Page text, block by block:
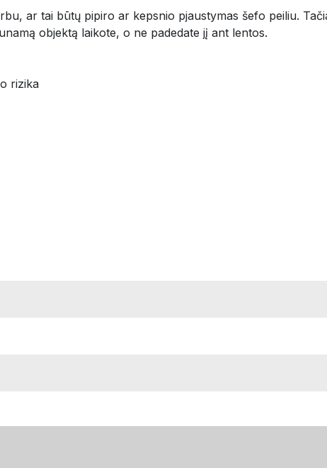
ar tai būtų pipiro ar kepsnio pjaustymas šefo peiliu.
kai pjaunamą objektą laikote, o ne padedate jį
rizika